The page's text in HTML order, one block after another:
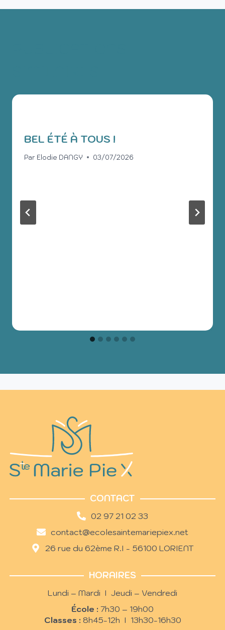
BEL ÉTÉ À TOUS !
Par Elodie DANGY 03/07/2026
CONTACT
02 97 21 02 33
contact@ecolesaintemariepiex.net
26 rue du 62ème R.I - 56100 LORIENT
HORAIRES
Lundi – Mardi I Jeudi – Vendredi
École : 7h30 – 19h00
Classes : 8h45-12h I 13h30-16h30